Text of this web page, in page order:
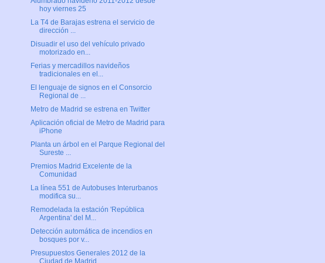
hoy viernes 25
La T4 de Barajas estrena el servicio de
dirección ...
Disuadir el uso del vehículo privado
motorizado en...
Ferias y mercadillos navideños
tradicionales en el...
El lenguaje de signos en el Consorcio
Regional de ...
Metro de Madrid se estrena en Twitter
Aplicación oficial de Metro de Madrid para
iPhone
Planta un árbol en el Parque Regional del
Sureste ...
Premios Madrid Excelente de la
Comunidad
La línea 551 de Autobuses Interurbanos
modifica su...
Remodelada la estación 'República
Argentina' del M...
Detección automática de incendios en
bosques por v...
Presupuestos Generales 2012 de la